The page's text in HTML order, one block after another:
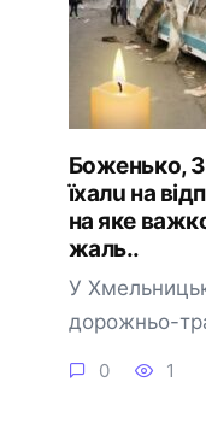
Бoжeнькo,
їxaлu нa
нa якe
жaль..
У
дорожньо-
0 1